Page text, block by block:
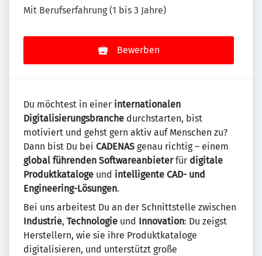
Mit Berufserfahrung (1 bis 3 Jahre)
Bewerben
Du möchtest in einer internationalen
Digitalisierungsbranche durchstarten, bist
motiviert und gehst gern aktiv auf Menschen zu?
Dann bist Du bei CADENAS genau richtig – einem
global führenden Softwareanbieterfür digitale
Produktkataloge und intelligente CAD- und
Engineering-Lösungen.
Bei uns arbeitest Du an der Schnittstelle zwischen
Industrie, Technologie und Innovation: Du zeigst
Herstellern, wie sie ihre Produktkataloge
digitalisieren, und unterstützt große